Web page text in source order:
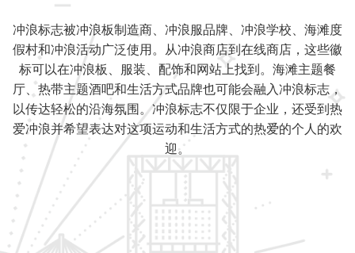
冲浪标志被冲浪板制造商、冲浪服品牌、冲浪学校、海滩度
假村和冲浪活动广泛使用。从冲浪商店到在线商店，这些徽
标可以在冲浪板、服装、配饰和网站上找到。海滩主题餐
厅、热带主题酒吧和生活方式品牌也可能会融入冲浪标志，
以传达轻松的沿海氛围。冲浪标志不仅限于企业，还受到热
爱冲浪并希望表达对这项运动和生活方式的热爱的个人的欢
迎。